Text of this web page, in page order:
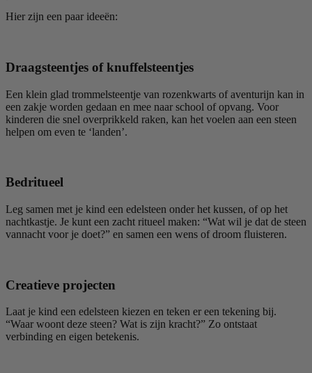
Hier zijn een paar ideeën:
Draagsteentjes of knuffelsteentjes
Een klein glad trommelsteentje van rozenkwarts of aventurijn kan in
een zakje worden gedaan en mee naar school of opvang. Voor
kinderen die snel overprikkeld raken, kan het voelen aan een steen
helpen om even te ‘landen’.
Bedritueel
Leg samen met je kind een edelsteen onder het kussen, of op het
nachtkastje. Je kunt een zacht ritueel maken: “Wat wil je dat de steen
vannacht voor je doet?” en samen een wens of droom fluisteren.
Creatieve projecten
Laat je kind een edelsteen kiezen en teken er een tekening bij.
“Waar woont deze steen? Wat is zijn kracht?” Zo ontstaat
verbinding en eigen betekenis.